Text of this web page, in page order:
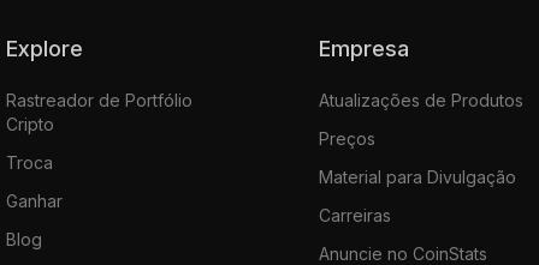
Explore
Rastreador de Portfólio
Cripto
Troca
Ganhar
Blog
Empresa
Atualizações de Produtos
Preços
Material para Divulgação
Carreiras
Anuncie no CoinStats